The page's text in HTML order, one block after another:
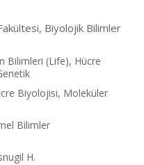
Biyolojik Bilimler
Bilimleri (Life), Hücre
Biyolojisi, Moleküler
Bilimler
H.